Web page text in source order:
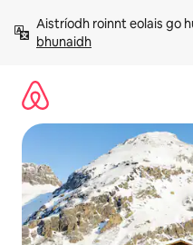
chuig
ábhar
Aistríodh roinnt eolais go
bhunaidh